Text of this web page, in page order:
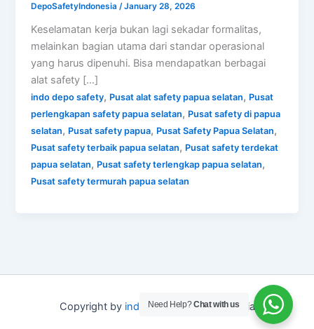
DepoSafetyIndonesia/January 28, 2026
Keselamatan kerja bukan lagi sekadar formalitas,
melainkan bagian utama dari standar operasional
yang harus dipenuhi. Bisa mendapatkan berbagai
alat safety […]
indo depo safety, Pusat alat safety papua selatan, Pusat
perlengkapan safety papua selatan, Pusat safety di papua
selatan, Pusat safety papua, Pusat Safety Papua Selatan,
Pusat safety terbaik papua selatan, Pusat safety terdekat
papua selatan, Pusat safety terlengkap papua selatan,
Pusat safety termurah papua selatan
Copyright by indo depo safetyIndonesia
Need Help?Chat with us